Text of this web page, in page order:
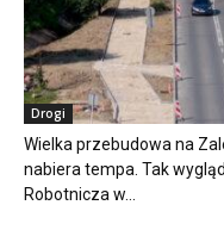
Drogi
Wielka przebudowa na
nabiera tempa. Tak
Robotnicza w...